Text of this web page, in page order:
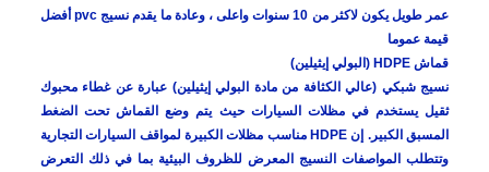
عمر طويل يكون لاكثر من 10 سنوات واعلى ، وعادة ما يقدم نسيج pvc أفضل
قيمة عموما
قماش HDPE (البولي إيثيلين)
نسيج شبكي (عالي الكثافة من مادة البولي إيثيلين) عبارة عن غطاء محبوك
ثقيل يستخدم في مظلات السيارات حيث يتم وضع القماش تحت الضغط
المسبق الكبير. إن HDPE مناسب مظلات الكبيرة لمواقف السيارات التجارية
وتتطلب المواصفات النسيج المعرض للظروف البيئية بما في ذلك التعرض